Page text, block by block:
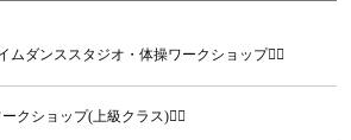
ムダンススタジオ・体操ワークショップ🤸‍♂
クショップ(上級クラス)🤸‍♀